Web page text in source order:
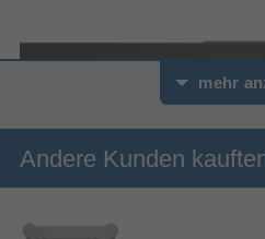
mehr
Andere Kunden